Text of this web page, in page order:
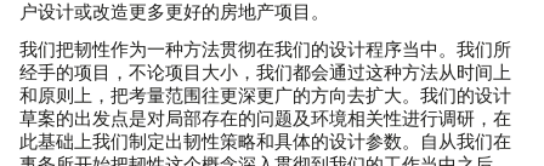
户设计或改造更多更好的房地产项目。
我们把韧性作为一种方法贯彻在我们的设计程序当中。我们所
经手的项目，不论项目大小，我们都会通过这种方法从时间上
和原则上，把考量范围往更深更广的方向去扩大。我们的设计
草案的出发点是对局部存在的问题及环境相关性进行调研，在
此基础上我们制定出韧性策略和具体的设计参数。自从我们在